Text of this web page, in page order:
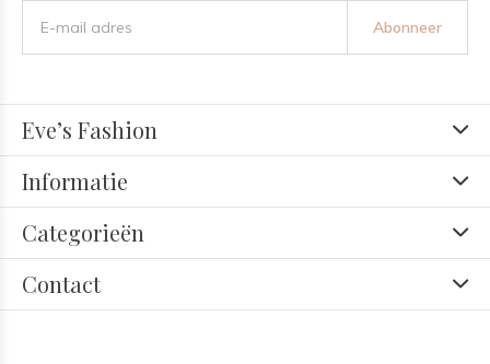
Abonneer
Eve’s Fashion
Informatie
Categorieën
Contact